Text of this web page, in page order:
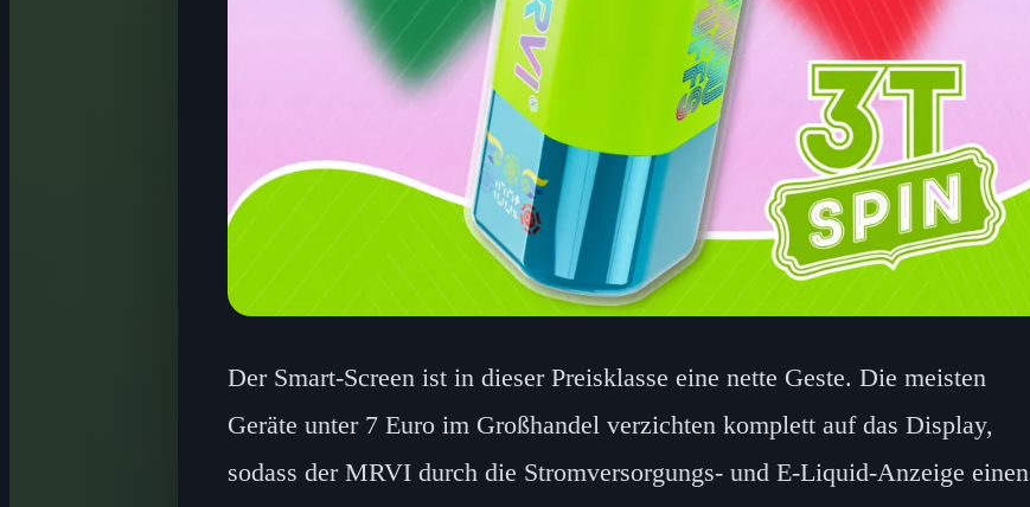
Der Smart-Screen ist in dieser Preisklasse eine nette Geste. Die meisten
Geräte unter 7 Euro im Großhandel verzichten komplett auf das Display,
sodass der MRVI durch die Stromversorgungs- und E-Liquid-Anzeige einen